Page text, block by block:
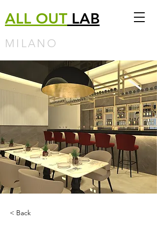
ALL OUT LAB
MILANO
< Back